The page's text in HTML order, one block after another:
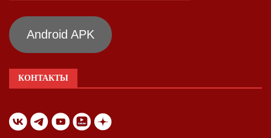
Android APK
КОНТАКТЫ